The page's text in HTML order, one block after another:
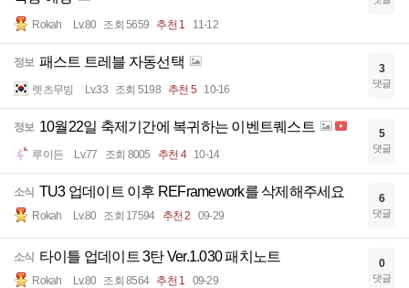
Rokah Lv.80 조회 5659 추천 1 11-12
정보 패스트 트레블 자동선택
렛츠무빙 Lv.33 조회 5198 추천 5 10-16
3
댓글
정보 10월22일 축제기간에 복귀하는 이벤트퀘스트
루이든 Lv.77 조회 8005 추천 4 10-14
5
댓글
소식 TU3 업데이트 이후 REFramework를 삭제해주세요
Rokah Lv.80 조회 17594 추천 2 09-29
6
댓글
소식 타이틀 업데이트 3탄 Ver.1.030 패치노트
Rokah Lv.80 조회 8564 추천 1 09-29
0
댓글